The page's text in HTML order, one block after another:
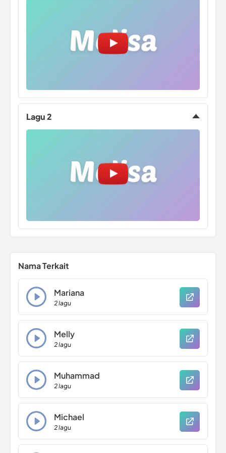
Lagu 2
Nama Terkait
Mariana
2 lagu
Melly
2 lagu
Muhammad
2 lagu
Michael
2 lagu